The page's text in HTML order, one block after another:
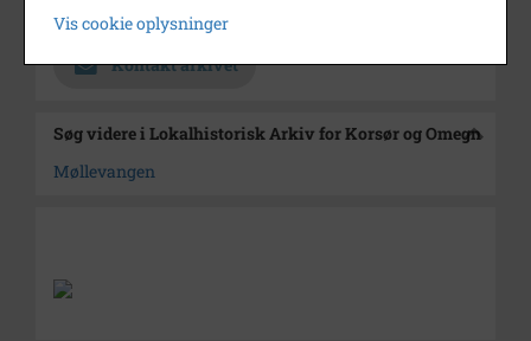
Kontakt arkivet
Søg videre i Lokalhistorisk Arkiv for Korsør og Omegn
Møllevangen
Vis cookie oplysninger